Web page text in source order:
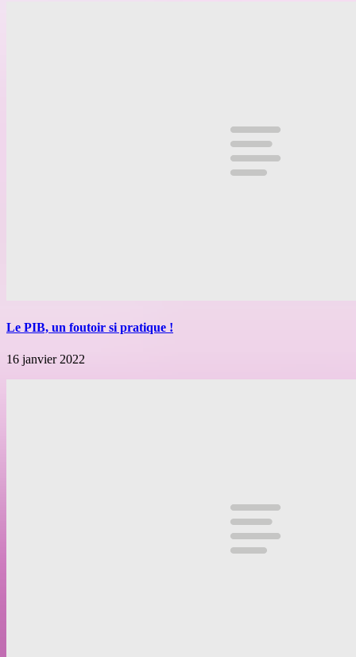
Le PIB, un foutoir si pratique !
16 janvier 2022